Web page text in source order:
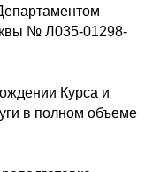
№ Л035-01298-
Курса и
в полном объеме